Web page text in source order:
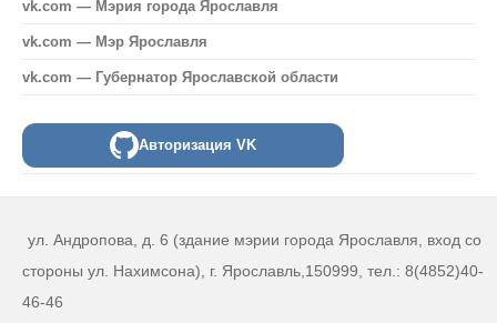
vk.com — Мэрия города Ярославля
vk.com — Мэр Ярославля
vk.com — Губернатор Ярославской области
Авторизация VK
ул. Андропова, д. 6 (здание мэрии города Ярославля, вход со
стороны ул. Нахимсона), г. Ярославль,150999, тел.: 8(4852)40-
46-46